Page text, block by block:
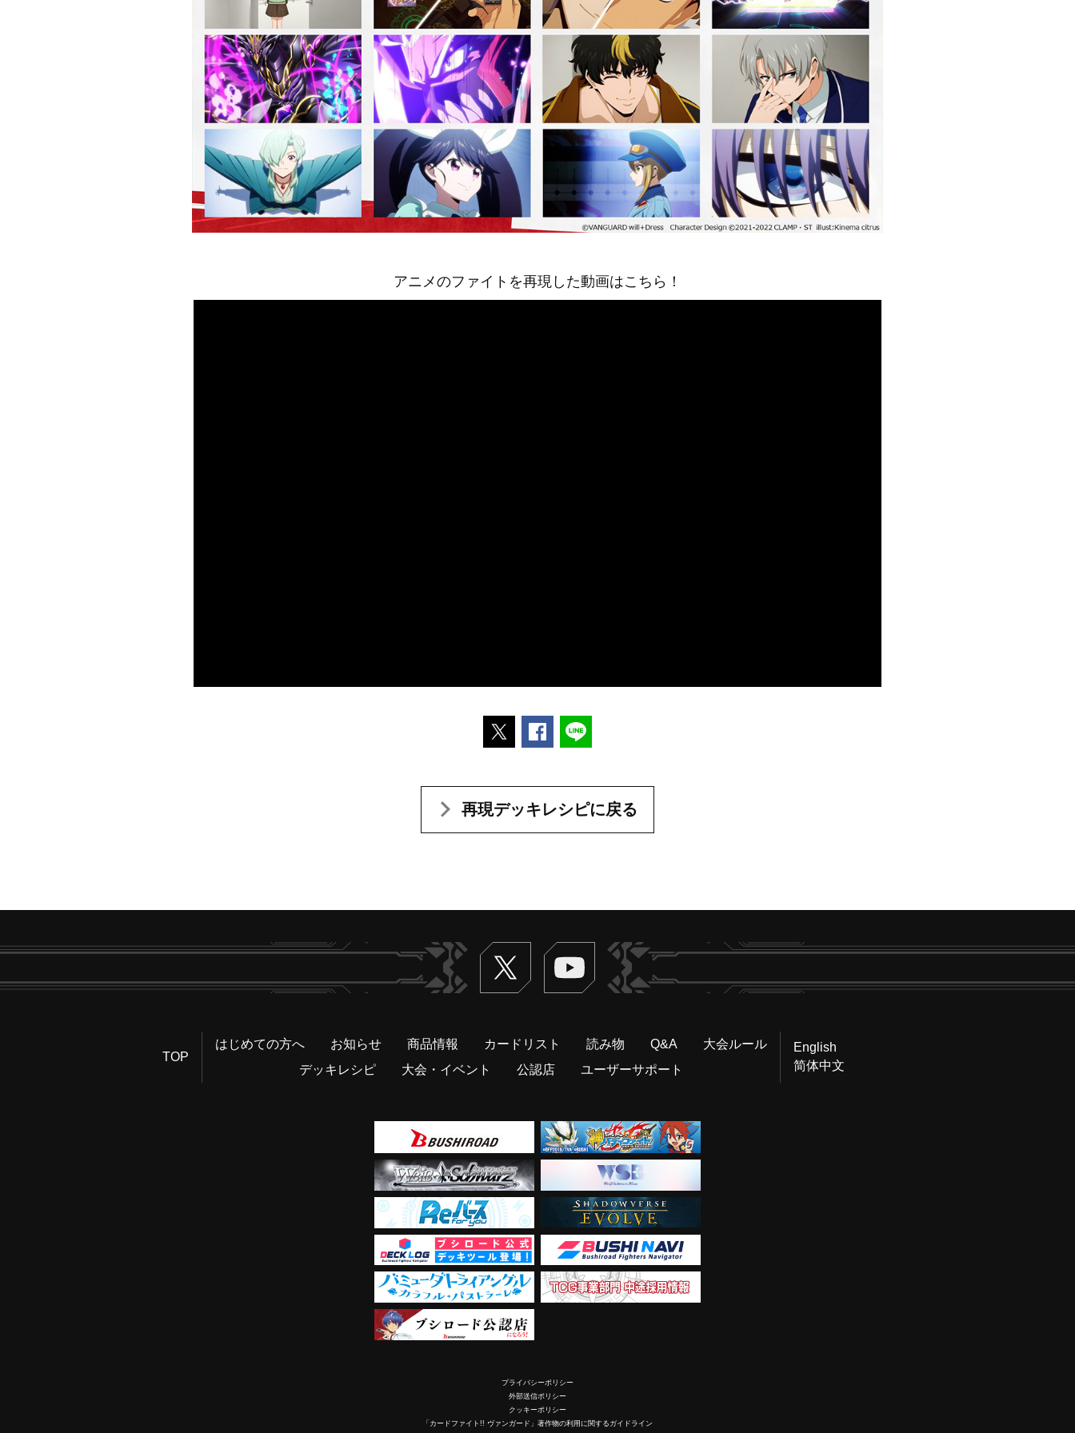
アニメのファイトを再現した動画はこちら！
ポストするFacebookでシェアする
再現デッキレシピに戻る
Twitter ヴァンガードch
TOP
はじめての方へ お知らせ 商品情報 カードリスト 読み物 Q&A
大会ルール
デッキレシピ
大会・イベント 公認店 ユーザーサポート
English
简体中文
プライバシーポリシー
外部送信ポリシー
クッキーポリシー
「カードファイト!! ヴァンガード」著作物の利用に関するガイドライン